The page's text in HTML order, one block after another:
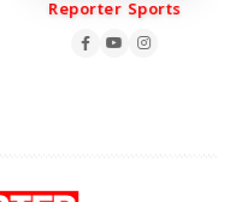
Reporter Sports